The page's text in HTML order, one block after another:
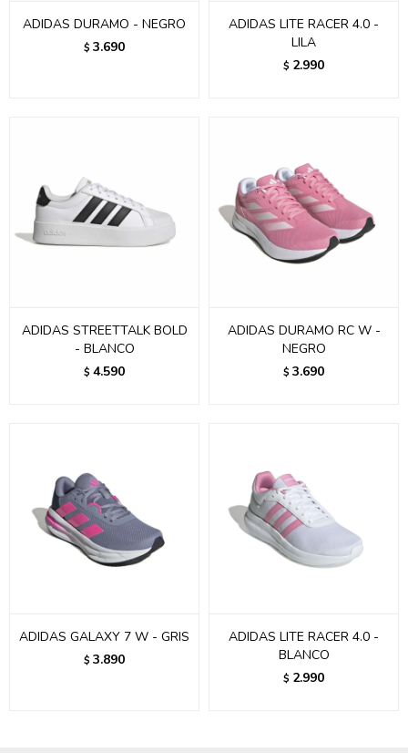
ADIDAS DURAMO - NEGRO
$ 3.690
ADIDAS LITE RACER 4.0 -
LILA
$ 2.990
ADIDAS STREETTALK BOLD
- BLANCO
$ 4.590
ADIDAS DURAMO RC W -
NEGRO
$ 3.690
ADIDAS GALAXY 7 W - GRIS
$ 3.890
ADIDAS LITE RACER 4.0 -
BLANCO
$ 2.990